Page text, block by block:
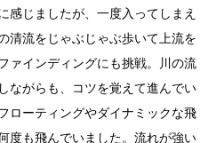
感じましたが、一度入ってしまえ
清流をじゃぶじゃぶ歩いて上流を
ァインディングにも挑戦。川の流
ながらも、コツを覚えて進んでい
ローティングやダイナミックな飛
度も飛んでいました。流れが強い